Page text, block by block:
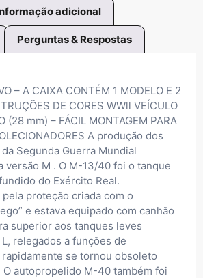
adicional
Perguntas & Respostas
– A CAIXA CONTÉM 1 MODELO E 2
DE CORES WWll VEÍCULO
(28 mm) – FÁCIL MONTAGEM PARA
A produção dos
Segunda Guerra Mundial
versão M . O M-13/40 foi o tanque
do Exército Real.
proteção criada com o
e estava equipado com canhão
superior aos tanques leves
relegados a funções de
se tornou obsoleto
O autopropelido M-40 também foi